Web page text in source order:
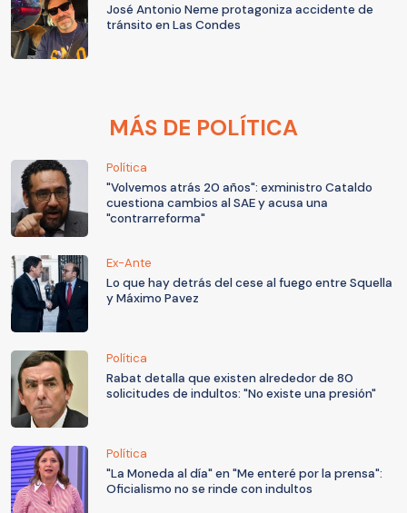
José Antonio Neme protagoniza accidente de
tránsito en Las Condes
MÁS DE POLÍTICA
Política
"Volvemos atrás 20 años": exministro Cataldo
cuestiona cambios al SAE y acusa una
"contrarreforma"
Ex-Ante
Lo que hay detrás del cese al fuego entre Squella
y Máximo Pavez
Política
Rabat detalla que existen alrededor de 80
solicitudes de indultos: "No existe una presión"
Política
"La Moneda al día" en "Me enteré por la prensa":
Oficialismo no se rinde con indultos